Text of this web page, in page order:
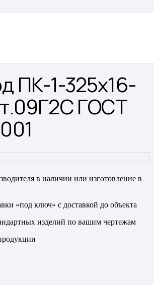
ПК-1-325х16-
ГОСТ
в наличии или изготовление в
«под ключ» с доставкой до объекта
изделий по вашим чертежам